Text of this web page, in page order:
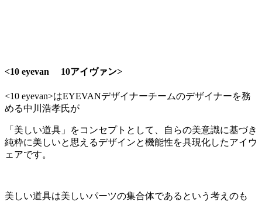
<10 eyevan 10アイヴァン>
<10 eyevan>はEYEVANデザイナーチームのデザイナーを務
める中川浩孝氏が
「美しい道具」をコンセプトとして、自らの美意識に基づき
純粋に美しいと思えるデザインと機能性を具現化したアイウ
ェアです。
美しい道具は美しいパーツの集合体であるという考えのも